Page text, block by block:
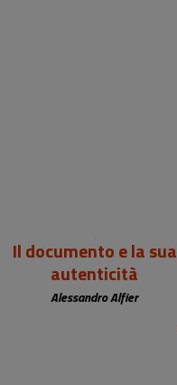
Il documento e la sua
autenticità
Alessandro Alfier